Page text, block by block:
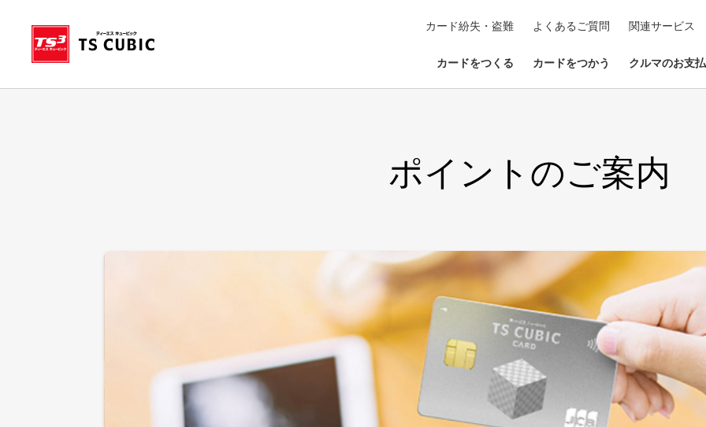
カード紛失・盗難 よくあるご質問 関連サービス
カードをつくる カードをつかう クルマのお支
ポイントのご案内